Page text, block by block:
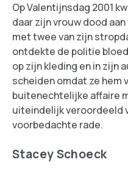
Op Valentijnsdag 2001
daar zijn vrouw dood
met twee van zijn
ontdekte de politie
op zijn kleding en in zijn
scheiden omdat ze hem
buitenechtelijke affaire
uiteindelijk veroordeeld
voorbedachte rade.
Stacey Schoeck